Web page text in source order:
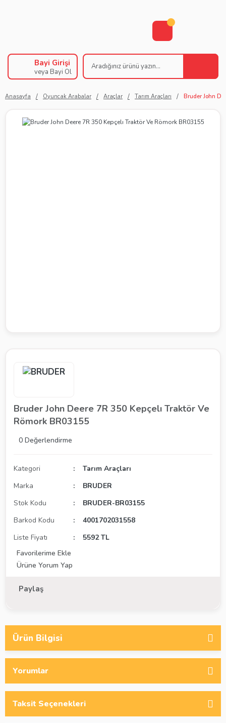
Bayi Girişi
veya Bayi Ol
Anasayfa Oyuncak Arabalar Araçlar Tarım Araçları Bruder John
Bruder John Deere 7R 350 Kepçelı Traktör Ve
Römork BR03155
0 Değerlendirme
Kategori
Tarım Araçları
Marka
BRUDER
Stok Kodu
BRUDER-BR03155
Barkod Kodu
4001702031558
Liste Fiyatı
5592 TL
Ürüne Yorum Yap
Paylaş
Ürün Bilgisi
Yorumlar
Taksit Seçenekleri